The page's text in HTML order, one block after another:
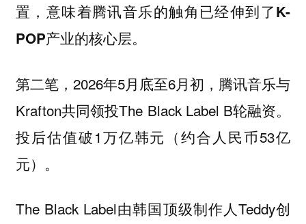
置，意味着腾讯音乐的触角已经伸到了K-
POP产业的核心层。
第二笔，2026年5月底至6月初，腾讯音乐与
Krafton共同领投The Black Label B轮融资。
投后估值破1万亿韩元（约合人民币53亿
元）。
The Black Label由韩国顶级制作人Teddy创